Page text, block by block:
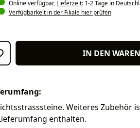
Online verfügbar, Lieferzeit:1-2 Tage in
Verfügbarkeit in der Filiale hier prüfen
IN DEN
Weiteres Zubehör
enthalten.